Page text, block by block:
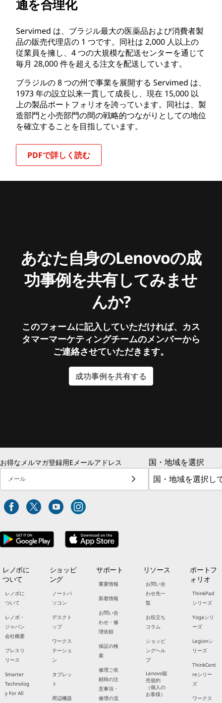
通を合理化
Servimed は、ブラジル最大の医薬品および消費者製
品の販売代理店の 1 つです。同社は 2,000 人以上の
従業員を擁し、4 つの大規模な配送センターを通じて
毎月 28,000 件を超える注文を配送しています。
ブラジルの 8 つの州で事業を展開する Servimed は、
1973 年の設立以来一貫して成長し、現在 15,000 以
上の製品ポートフォリオを誇っています。同社は、製
造部門と小売部門の間の戦略的つながりとしての地位
を確立することを目指しています。
PDFで詳しく読む
あなた自身のLenovoの成
功事例を共有してみませ
んか?
このフォームに記入していただければ、カス
タマーマーケティングチームのメンバーから
ご連絡させていただきます。
成功事例を共有する
お得なメルマガ登録用Eメールアドレス
メール
国・地域を選択
レノボに
ついて
レノボに
ついて
レノボ・
ジャパン
会社概要
プレスリ
リース
Smarter
Technolog
y For All
ショッピ
ング
ノートパ
ソコン
デスクト
ップ
ワークス
テーショ
ン
タブレッ
ト
周辺機器
サポート
重要情報
新着情報
お問い合
わせ・修
理依頼
保証の検
索
修理ご依
頼時の注
意事項・
修理の流
リソース
お問い合
わせ先一
覧
お役立ち
コラム
ショッピ
ングヘル
プ
Lenovo販
売規約
（個人の
お客様）
ポートフ
ォリオ
ThinkPad
シリーズ
Yogaシリ
ーズ
Legionシ
リーズ
ThinkCent
reシリー
ズ
ワークス